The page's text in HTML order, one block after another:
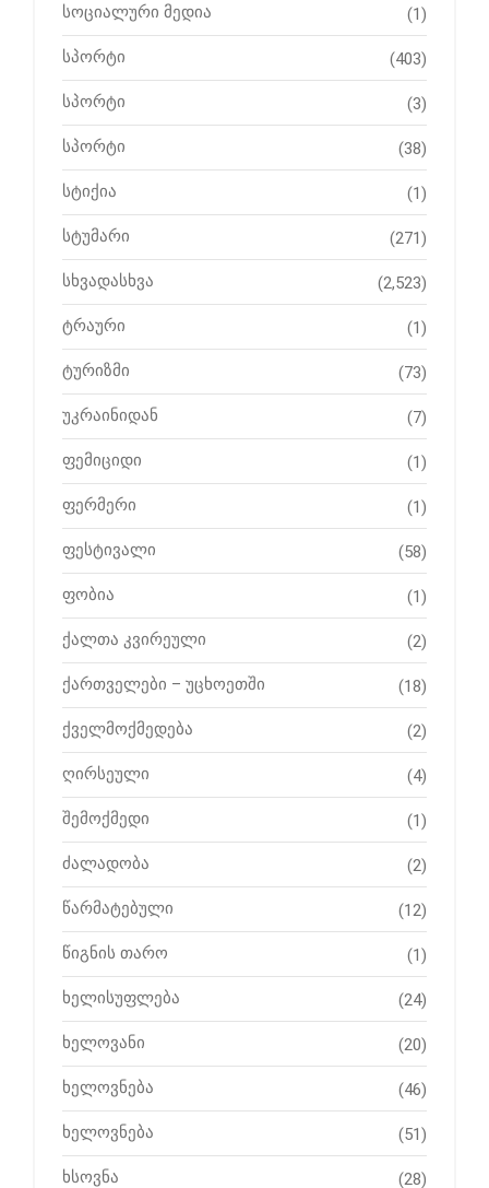
სოციალური მედია (1)
სპორტი (403)
სპორტი (3)
სპორტი (38)
სტიქია (1)
სტუმარი (271)
სხვადასხვა (2,523)
ტრაური (1)
ტურიზმი (73)
უკრაინიდან (7)
ფემიციდი (1)
ფერმერი (1)
ფესტივალი (58)
ფობია (1)
ქალთა კვირეული (2)
ქართველები – უცხოეთში (18)
ქველმოქმედება (2)
ღირსეული (4)
შემოქმედი (1)
ძალადობა (2)
წარმატებული (12)
წიგნის თარო (1)
ხელისუფლება (24)
ხელოვანი (20)
ხელოვნება (46)
ხელოვნება (51)
ხსოვნა (28)